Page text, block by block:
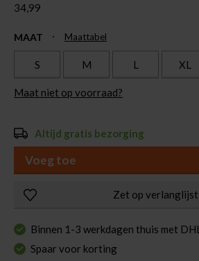
34,99
MAAT Maattabel
S M L XL
Maat niet op voorraad?
Altijd gratis bezorging
Voeg toe
Zet op verlanglijst
Binnen 1-3 werkdagen thuis met DHL
Spaar voor korting